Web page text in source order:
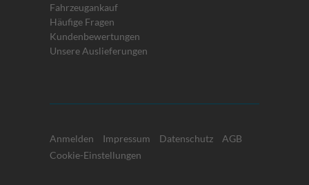
Fahrzeugankauf
Häufige Fragen
Kundenbewertungen
Unsere Auslieferungen
Anmelden Impressum Datenschutz
AGB
Cookie-Einstellungen